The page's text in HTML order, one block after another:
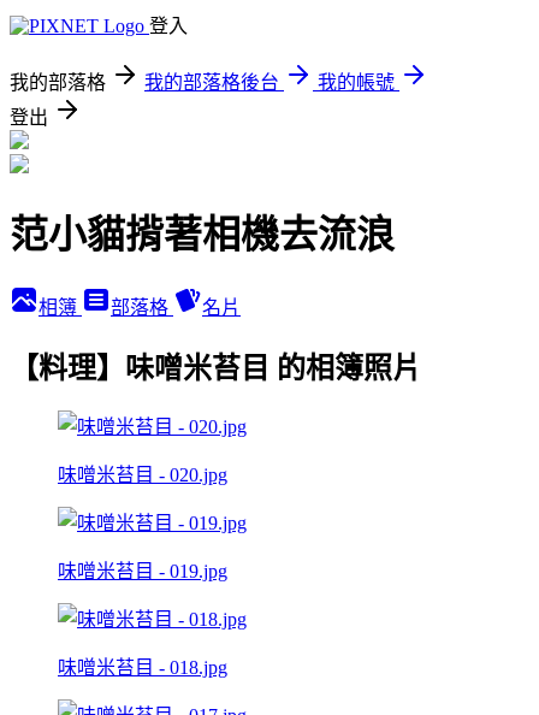
登入
我的部落格 我的部落格後台
我的帳號
登出
范小貓揹著相機去流浪
相簿 部落格 名片
【料理】味噌米苔目 的相簿照片
味噌米苔目 - 020.jpg
味噌米苔目 - 019.jpg
味噌米苔目 - 018.jpg